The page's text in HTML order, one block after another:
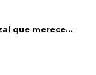
que merece...